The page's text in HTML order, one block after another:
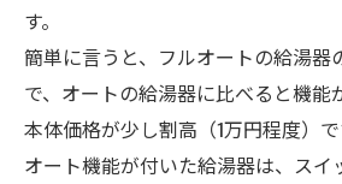
す。
簡単に言うと、フルオートの給湯器
で、オートの給湯器に比べると機能
本体価格が少し割高（1万円程度）で
オート機能が付いた給湯器は、スイ